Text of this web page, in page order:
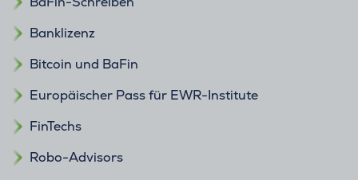
Banklizenz
Bitcoin und BaFin
Europäischer Pass für EWR-Institute
FinTechs
Robo-Advisors